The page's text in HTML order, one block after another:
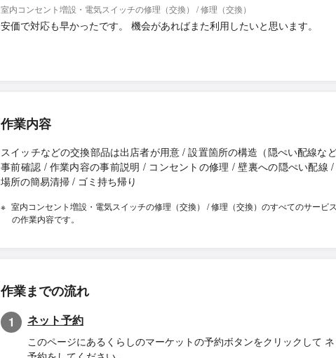
室内コンセント増設・電気スイッチの修理（交換） / 修理（交換）
安価で対応も早かったです。 機会があればまた利用したいと思います。
作業内容
スイッチなどの交換部品は出店者が用意 / 設置箇所の構造（隠ぺい配線な
事前確認 / 作業内容の事前説明 / コンセントの修理 / 壁裏への隠ぺい配線
場所の簡易清掃 / ゴミ持ち帰り
室内コンセント増設・電気スイッチの修理（交換） / 修理（交換）のすべてのサービ
の作業内容です。
作業までの流れ
1 ネット予約
このページにあるくらしのマーケットの予約ボタンをクリックして